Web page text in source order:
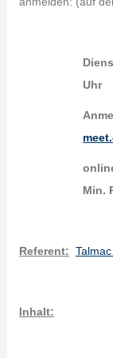
Uhr
Min.
Referent:
Inhalt: